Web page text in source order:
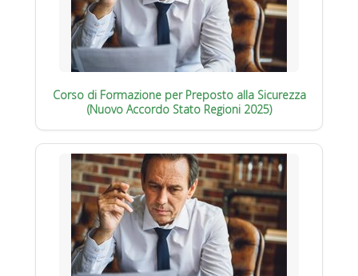
Corso di Formazione per Preposto alla Sicurezza
(Nuovo Accordo Stato Regioni 2025)